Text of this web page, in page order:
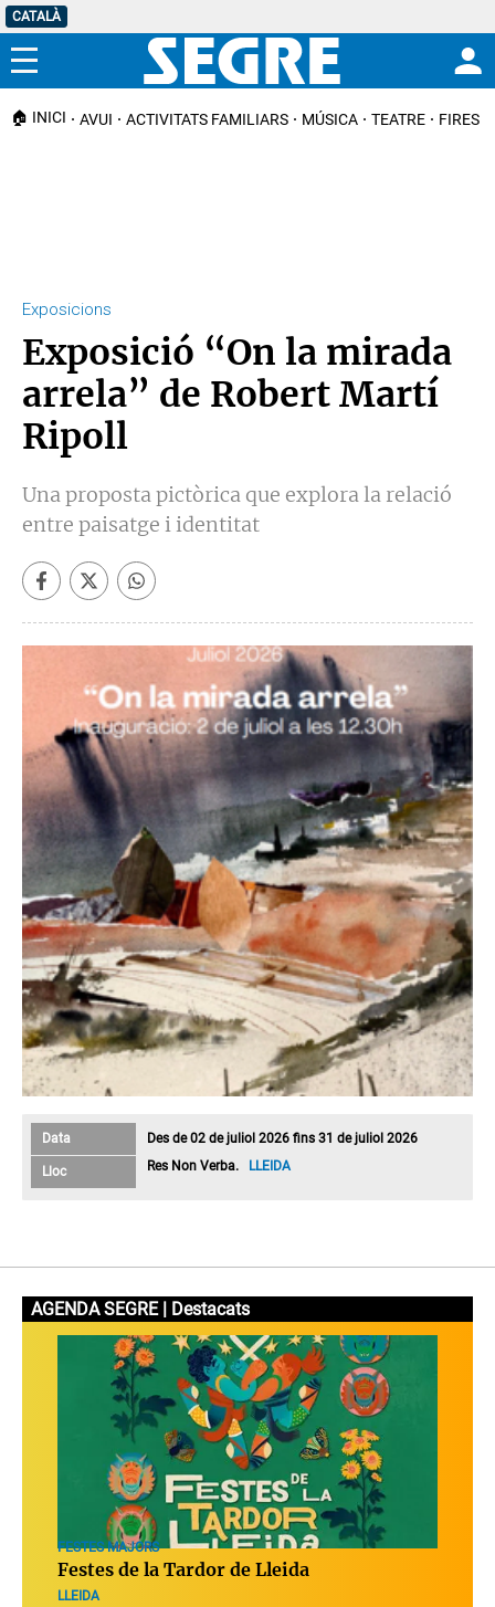
CATALÀ
Menú
🏠 INICI AVUI ACTIVITATS FAMILIARS MÚSICA TEATRE FIRES I
Exposicions
Exposició “On la mirada
arrela” de Robert Martí
Ripoll
Una proposta pictòrica que explora la relació
entre paisatge i identitat
Data Des de 02 de juliol 2026 fins 31 de juliol 2026
Lloc Res Non Verba. LLEIDA
AGENDA SEGRE | Destacats
FESTES MAJORS
Festes de la Tardor de Lleida
LLEIDA